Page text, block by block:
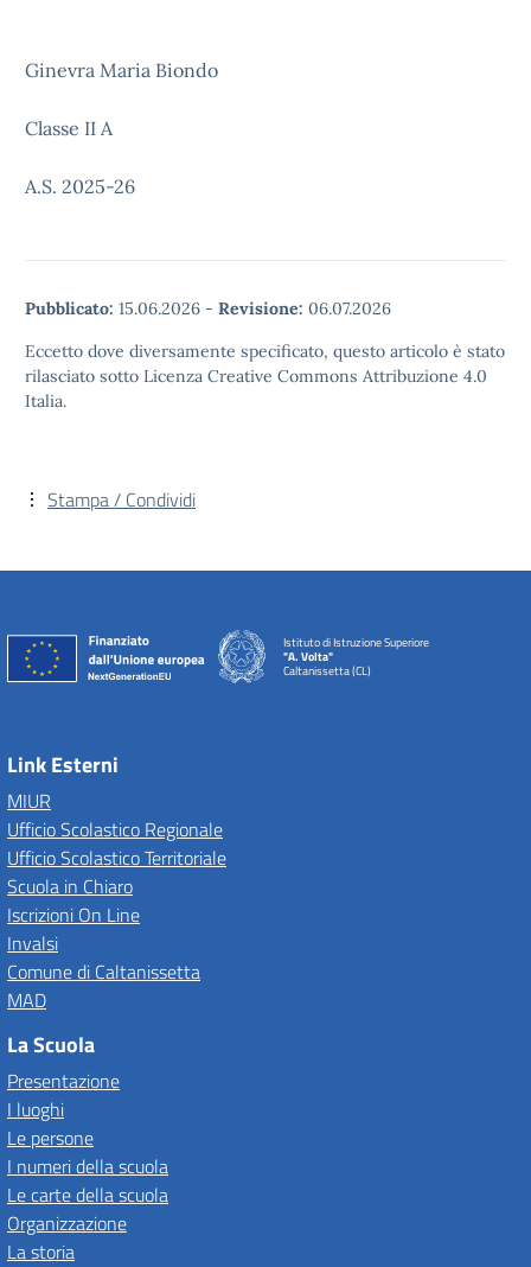
Ginevra Maria Biondo
Classe II A
A.S. 2025-26
Pubblicato: 15.06.2026 - Revisione: 06.07.2026
Eccetto dove diversamente specificato, questo articolo è stato
rilasciato sotto Licenza Creative Commons Attribuzione 4.0
Italia.
Stampa / Condividi
Istituto di Istruzione Superiore
"A. Volta"
Caltanissetta (CL)
Link Esterni
MIUR
Ufficio Scolastico Regionale
Ufficio Scolastico Territoriale
Scuola in Chiaro
Iscrizioni On Line
Invalsi
Comune di Caltanissetta
MAD
La Scuola
Presentazione
I luoghi
Le persone
I numeri della scuola
Le carte della scuola
Organizzazione
La storia